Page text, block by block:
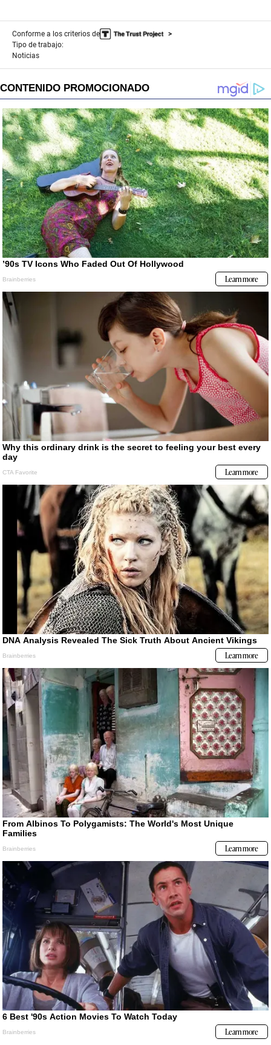
Conforme a los criterios de
Tipo de trabajo:
Noticias